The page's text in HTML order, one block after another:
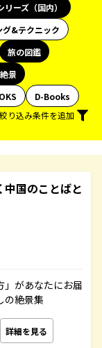
ーズ（国内）
グ&テクニック
旅の図鑑
景
D-Books
絞り込み条件を追加
国のことばと
」があなたにお届
の絶景集
詳細を見る